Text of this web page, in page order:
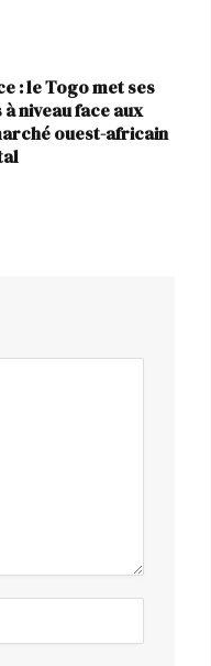
: le Togo met ses
niveau face aux
ouest-africain